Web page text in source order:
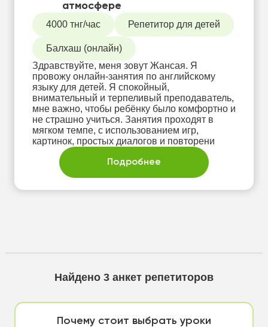
атмосфере
4000 тнг/час Репетитор для детей
Балхаш (онлайн)
Здравствуйте, меня зовут Жансая. Я
провожу онлайн-занятия по английскому
языку для детей. Я спокойный,
внимательный и терпеливый преподаватель,
мне важно, чтобы ребёнку было комфортно и
не страшно учиться. Занятия проходят в
мягком темпе, с использованием игр,
картинок, простых диалогов и повторени
Подробнее
Найдено 3 анкет репетиторов
Почему стоит выбрать уроки